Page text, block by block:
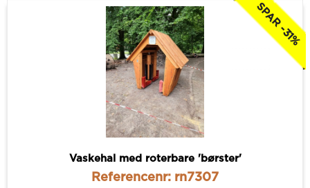
SPAR -31%
Vaskehal med roterbare 'børster'
Referencenr: rn7307